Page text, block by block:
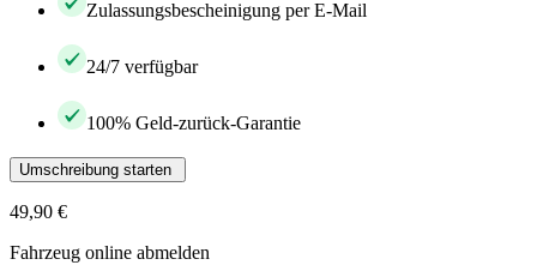
Zulassungsbescheinigung per E-Mail
24/7 verfügbar
100% Geld-zurück-Garantie
Umschreibung starten
49,90 €
Fahrzeug online abmelden